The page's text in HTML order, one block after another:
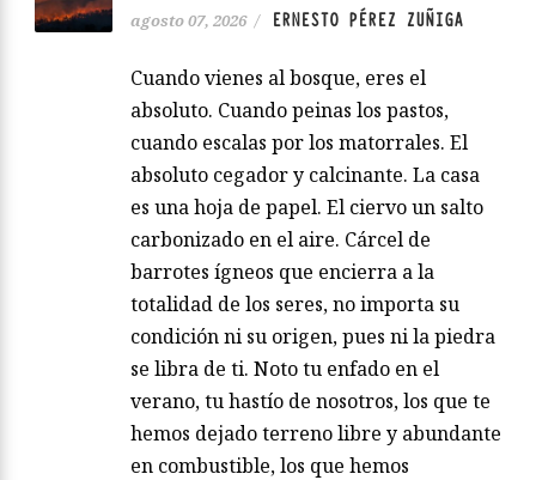
agosto 07, 2026 / ERNESTO PÉREZ ZUÑIGA
Cuando vienes al bosque, eres el
absoluto. Cuando peinas los pastos,
cuando escalas por los matorrales. El
absoluto cegador y calcinante. La casa
es una hoja de papel. El ciervo un salto
carbonizado en el aire. Cárcel de
barrotes ígneos que encierra a la
totalidad de los seres, no importa su
condición ni su origen, pues ni la piedra
se libra de ti. Noto tu enfado en el
verano, tu hastío de nosotros, los que te
hemos dejado terreno libre y abundante
en combustible, los que hemos